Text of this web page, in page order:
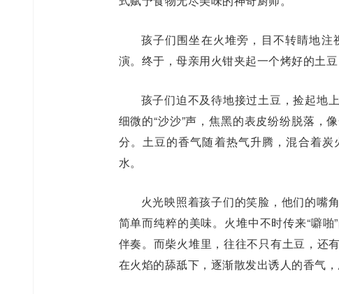
孩子们围坐在火堆旁，目不转睛地
演。终于，母亲用火钳夹起一个烤好的土
孩子们迫不及待地接过土豆，捡起地
细微的“沙沙”声，焦黑的表皮纷纷脱落，
分。土豆的香气随着热气升腾，混合着
水。
火光映照着孩子们的笑脸，他们的嘴
简单而纯粹的美味。火堆中不时传来“噼
伴奏。而柴火堆里，往往不只有土豆，还
在火焰的舔舐下，逐渐散发出诱人的香气